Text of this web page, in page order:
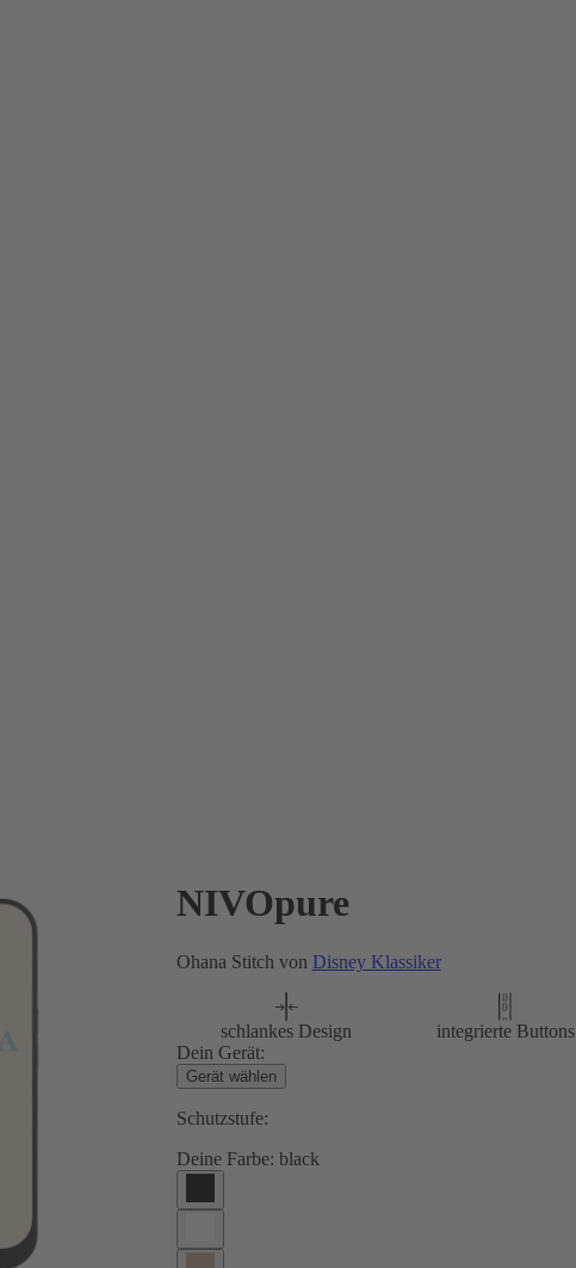
NIVOpure
Ohana Stitch von Disney Klassiker
schlankes Design integrierte Buttons
Dein Gerät:
Gerät wählen
Schutzstufe:
Deine Farbe: black